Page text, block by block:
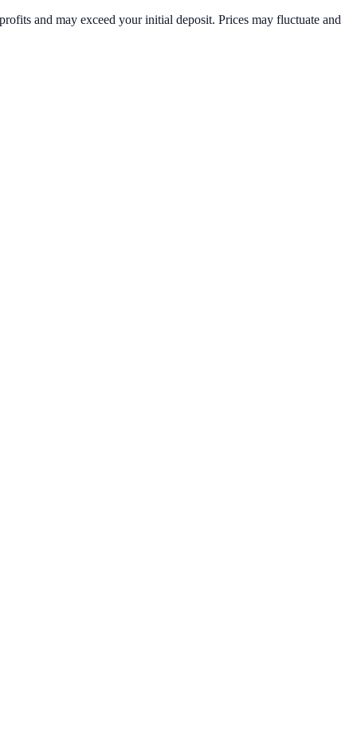
and may exceed your initial deposit. Prices may fluctuate and